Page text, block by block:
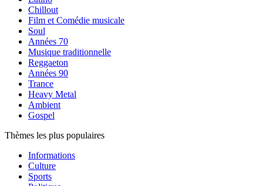
Chillout
Film et Comédie musicale
Soul
Années 70
Musique traditionnelle
Reggaeton
Années 90
Trance
Heavy Metal
Ambient
Gospel
Thèmes les plus populaires
Informations
Culture
Sports